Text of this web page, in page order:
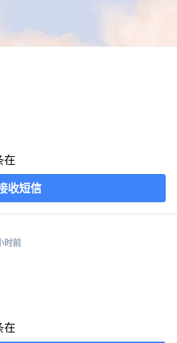
在
收短信
时前
在